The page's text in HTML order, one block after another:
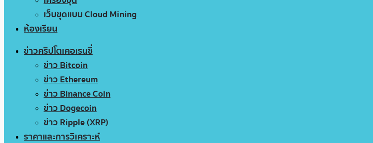
เว็บขุดแบบ Cloud Mining
ห้องเรียน
ข่าวคริปโตเคอเรนซี่
ข่าว Bitcoin
ข่าว Ethereum
ข่าว Binance Coin
ข่าว Dogecoin
ข่าว Ripple (XRP)
ราคาและการวิเคราะห์